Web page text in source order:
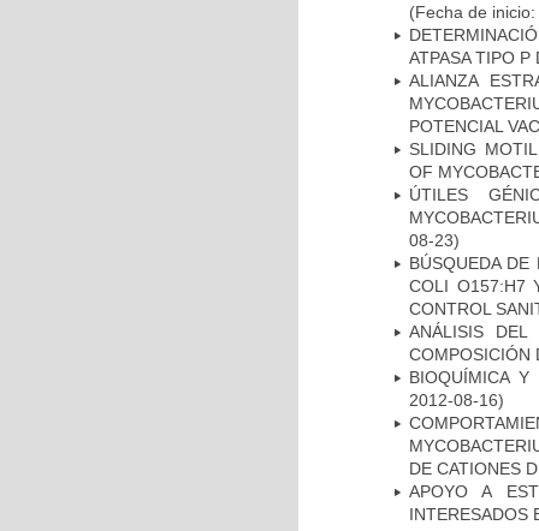
(Fecha de
ATPASA TIPO
ALIANZA
POTENCIAL
SLIDING
OF
ÚTILES
08-23)
BÚSQUEDA DE
COLI O157:H7
CONTROL
ANÁLISIS DEL
COMPOSICIÓN
BIOQUÍMICA Y
2012-08-16)
DE CATIONES
APOYO A
INTERESADOS